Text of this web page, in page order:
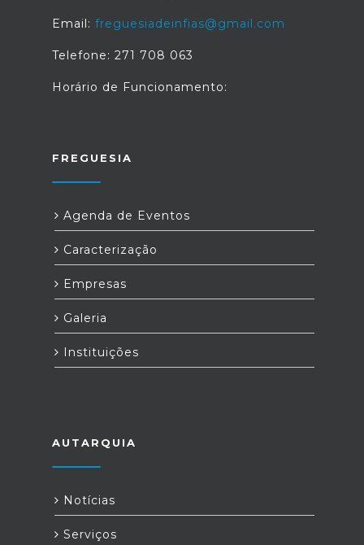
Email: freguesiadeinfias@gmail.com
Telefone: 271 708 063
Horário de Funcionamento:
FREGUESIA
Agenda de Eventos
Caracterização
Empresas
Galeria
Instituições
AUTARQUIA
Notícias
Serviços